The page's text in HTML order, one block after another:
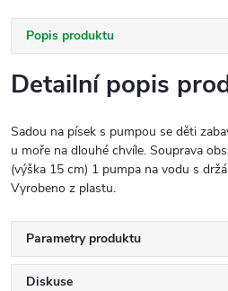
Popis produktu
Detailní popis
Sadou na písek s pumpou se děti
u moře na dlouhé chvíle. Souprava
(výška 15 cm) 1 pumpa na vodu s
Vyrobeno z plastu.
Parametry produktu
Diskuse